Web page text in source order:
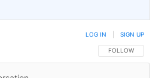
FOLLOW THIS
FOLLOW
LOG IN SIGN UP